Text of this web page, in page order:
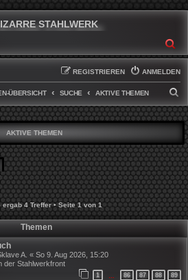
STAHLWERK
ANMELDEN
REGISTRIEREN
ÜBERSICHT SUCHE AKTIVE THEMEN
U
C
H
E
AKTIVE THEMEN
ergab 4 Treffer • Seite1von1
Themen
A. « So 9. Aug 2026, 15:20
der Stahlwerkfront
1 86 87 88 89